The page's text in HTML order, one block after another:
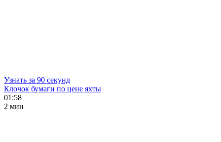
Узнать за 90 секунд
Клочок бумаги по цене яхты
01:58
2 мин